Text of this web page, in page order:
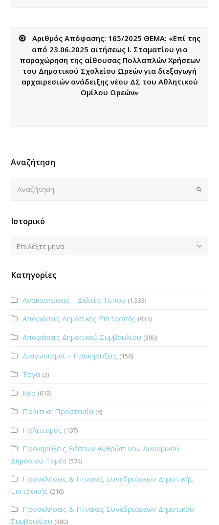
Αριθμός Απόφασης: 165/2025 ΘΕΜΑ: «Επί της
από 23.06.2025 αιτήσεως Ι. Σταματίου για
παραχώρηση της αίθουσας Πολλαπλών Χρήσεων
του Δημοτικού Σχολείου Ωρεών για διεξαγωγή
αρχαιρεσιών ανάδειξης νέου ΔΣ του Αθλητικού
Ομίλου Ωρεών»
Αναζήτηση
Submit
Ιστορικό
Ιστορικό
Επιλέξτε μήνα
Κατηγορίες
Ανακοινώσεις – Δελτία Τύπου (1.333)
Αποφάσεις Δημοτικής Επιτροπής (933)
Αποφάσεις Δημοτικού Συμβουλίου (390)
Διαγωνισμοί – Προκηρύξεις (156)
Έργα (2)
Νέα (613)
Πολιτική Προστασία (8)
Πολιτισμός (107)
Προκηρύξεις Θέσεων Ανθρώπινου Δυναμικού
Δημοσίου Τομέα (574)
Προσκλήσεις & Πίνακες Συνεδριάσεων Δημοτικής
Επιτροπής (216)
Προσκλήσεις & Πίνακες Συνεδριάσεων Δημοτικού
Συμβουλίου (380)